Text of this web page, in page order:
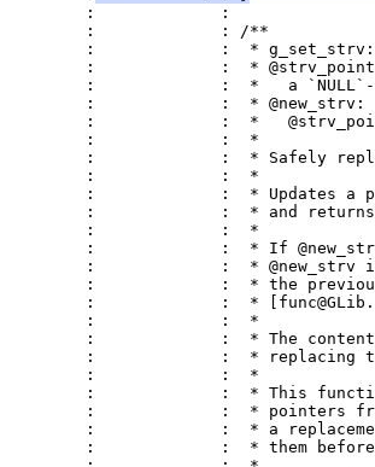
:             :
:             : /**
:             :  *
:             :  *
:             :  *   a
:             :  *
:             :  *
:             :  *
:             :  * Safely
:             :  *
:             :  * Updates a
:             :  * and
:             :  *
:             :  * If
:             :  * @new_strv
:             :  * the
:             :  *
:             :  *
:             :  * The
:             :  * replacing
:             :  *
:             :  * This
:             :  * pointers
:             :  * a
:             :  * them